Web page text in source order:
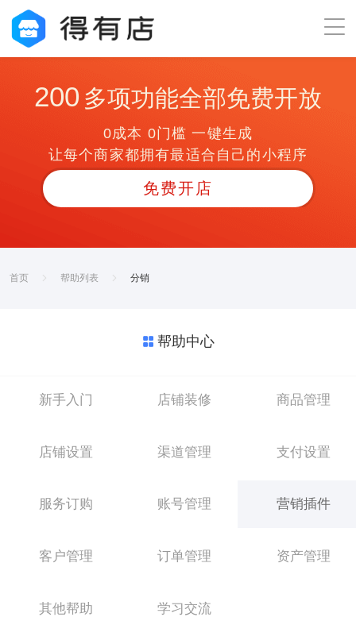
200 多项功能全部免费开放
0成本 0门槛 一键生成
让每个商家都拥有最适合自己的小程序
免费开店
首页 帮助列表 分销
帮助中心
新手入门 店铺装修 商品管理
店铺设置 渠道管理 支付设置
服务订购 账号管理 营销插件
客户管理 订单管理 资产管理
其他帮助 学习交流